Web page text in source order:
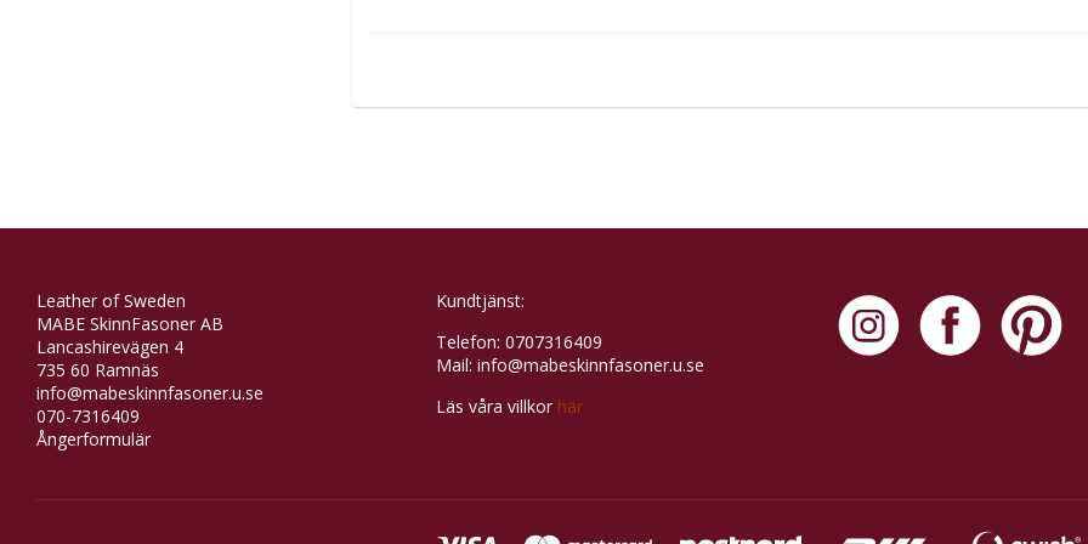
Leather of Sweden
MABE SkinnFasoner AB
Lancashirevägen 4
735 60 Ramnäs
info@mabeskinnfasoner.u.se
070-7316409
Ångerformulär
Kundtjänst:
Telefon: 0707316409
Mail: info@mabeskinnfasoner.u.se
Läs våra villkor här